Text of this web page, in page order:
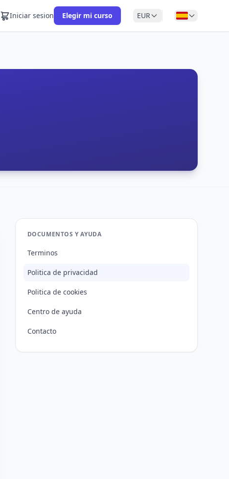
Iniciar sesion Elegir mi curso EUR
DOCUMENTOS Y AYUDA
Terminos
Politica de privacidad
Politica de cookies
Centro de ayuda
Contacto